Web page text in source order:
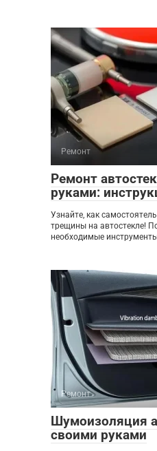
Ремонт
Ремонт
руками:
Узнайте, как
трещины на автостекле!
необходимые
Ремонт
Шумоизоляция
своими руками